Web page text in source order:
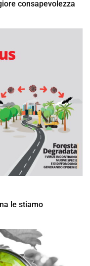
consapevolezza
le stiamo